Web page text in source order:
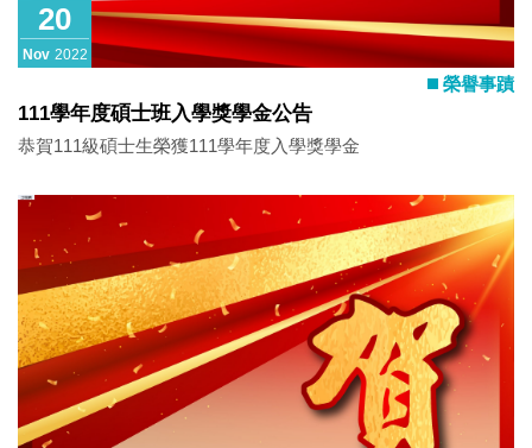
20
Nov 2022
榮譽事蹟
111學年度碩士班入學獎學金公告
恭賀111級碩士生榮獲111學年度入學獎學金